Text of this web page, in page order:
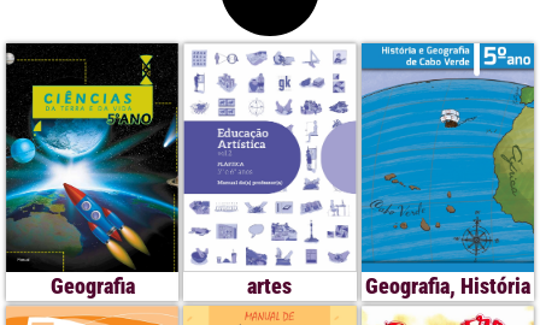
Geografia artes Geografia, História